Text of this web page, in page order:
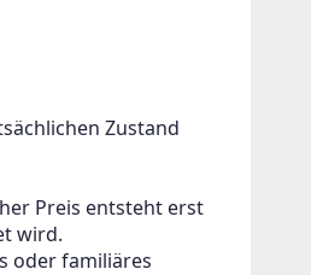
Zustand
Preis entsteht erst
wird.
oder familiäres